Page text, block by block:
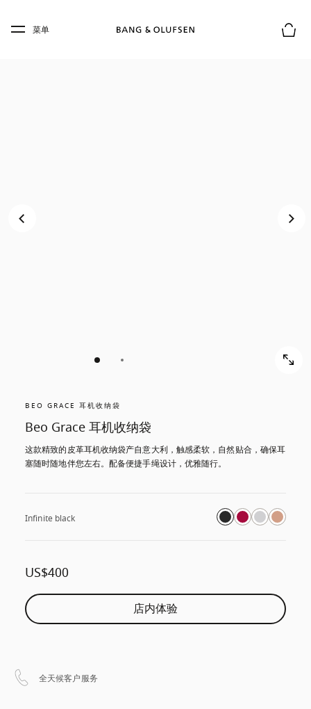
Skip to main footer
菜单
BEO GRACE 耳机收纳袋
Beo Grace 耳机收纳袋
这款精致的皮革耳机收纳袋产自意大利，触感柔软，自然贴合，确保耳
塞随时随地伴您左右。配备便捷手绳设计，优雅随行。
Infinite black
US$400
店内体验
全天候客户服务